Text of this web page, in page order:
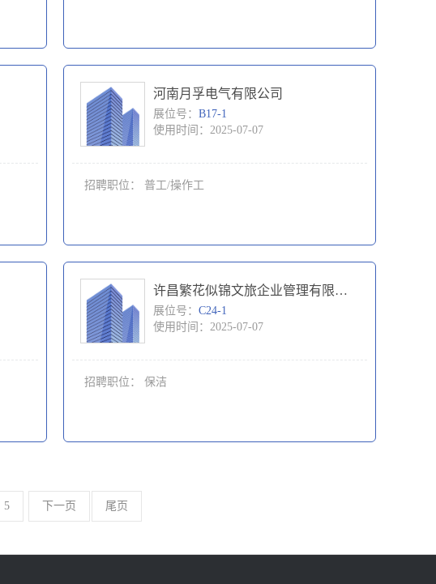
河南月孚电气有限公司
展位号： B17-1
使用时间：2025-07-07
招聘职位： 普工/操作工
许昌繁花似锦文旅企业管理有限公司
展位号： C24-1
使用时间：2025-07-07
招聘职位： 保洁
5 下一页 尾页